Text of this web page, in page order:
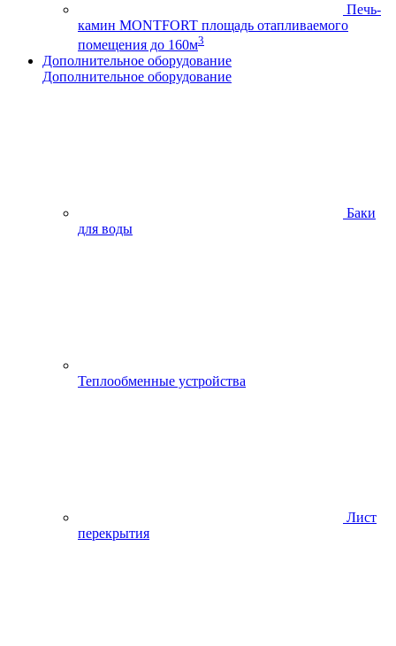
Печь-
камин MONTFORT площадь отапливаемого
помещения до 160м3
Дополнительное оборудование
Дополнительное оборудование
Баки
для воды
Теплообменные устройства
Лист
перекрытия